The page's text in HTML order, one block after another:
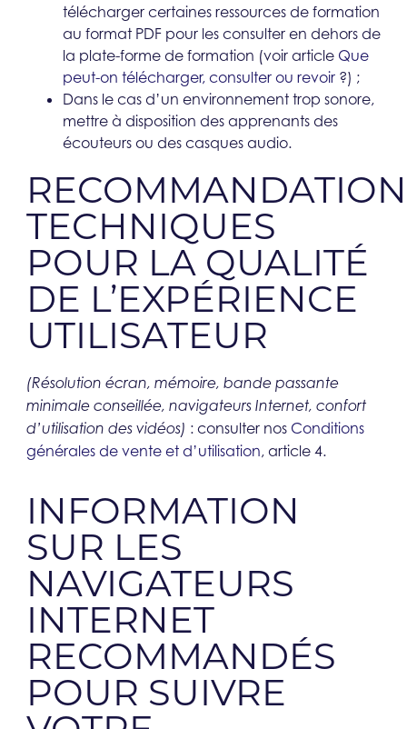
télécharger certaines ressources de formation
au format PDF pour les consulter en dehors de
la plate-forme de formation (voir article Que
peut-on télécharger, consulter ou revoir ?) ;
Dans le cas d’un environnement trop sonore,
mettre à disposition des apprenants des
écouteurs ou des casques audio.
TECHNIQUES
POUR LA QUALITÉ
DE L’EXPÉRIENCE
UTILISATEUR​
(Résolution écran, mémoire, bande passante
minimale conseillée, navigateurs Internet, confort
d’utilisation des vidéos) : consulter nos Conditions
générales de vente et d’utilisation, article 4.
INFORMATION
SUR LES
NAVIGATEURS
INTERNET
RECOMMANDÉS
POUR SUIVRE